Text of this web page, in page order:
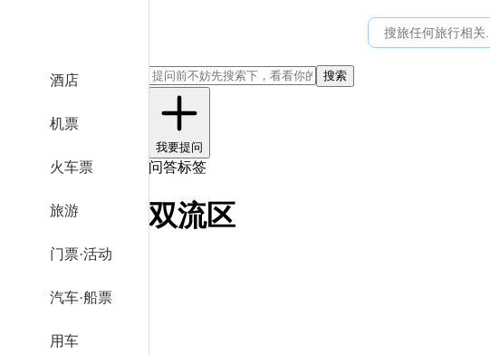
酒店
机票
火车票
旅游
门票·活动
汽车·船票
用车
搜索
我要提问
问答标签
双流区